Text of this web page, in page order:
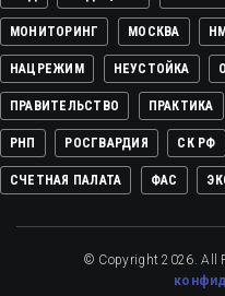
МОНИТОРИНГ МОСКВА
НАЦРЕЖИМ НЕУСТОЙКА
ПРАВИТЕЛЬСТВО ПРАКТИКА
РНП РОСГВАРДИЯ СК РФ
СЧЕТНАЯ ПАЛАТА ФАС
© Copyright 2026. All